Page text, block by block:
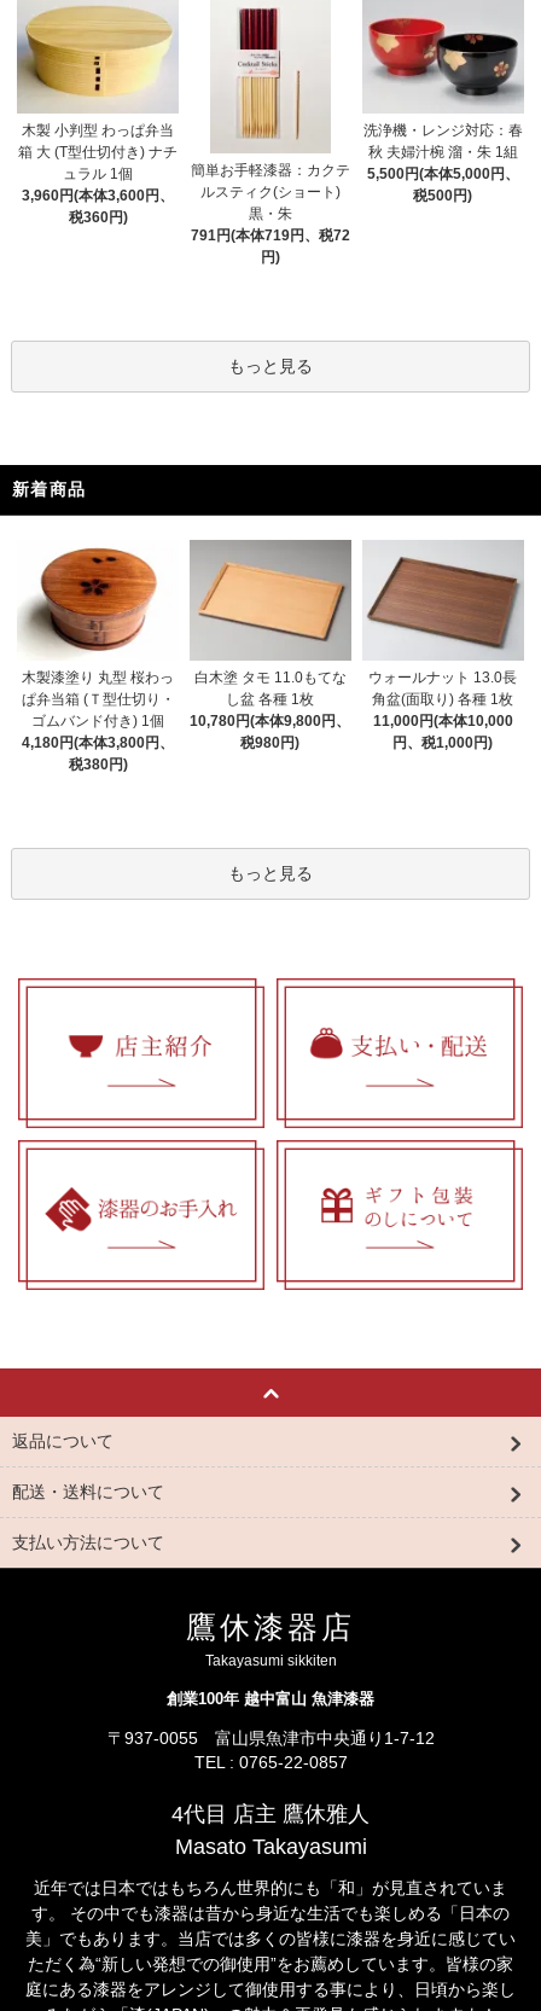
木製 小判型 わっぱ弁当
箱 大 (T型仕切付き) ナチ
ュラル 1個
3,960円(本体3,600円、
税360円)
簡単お手軽漆器：カクテ
ルスティク(ショート)
黒・朱
791円(本体719円、税72
円)
洗浄機・レンジ対応：春
秋 夫婦汁椀 溜・朱 1組
5,500円(本体5,000円、
税500円)
もっと見る
新着商品
木製漆塗り 丸型 桜わっ
ぱ弁当箱 (Ｔ型仕切り・
ゴムバンド付き) 1個
4,180円(本体3,800円、
税380円)
白木塗 タモ 11.0もてな
し盆 各種 1枚
10,780円(本体9,800円、
税980円)
ウォールナット 13.0長
角盆(面取り) 各種 1枚
11,000円(本体10,000
円、税1,000円)
もっと見る
返品について
配送・送料について
支払い方法について
鷹休漆器店
Takayasumi sikkiten
創業100年 越中富山 魚津漆器
〒937-0055 富山県魚津市中央通り1-7-12
TEL : 0765-22-0857
4代目 店主 鷹休雅人
Masato Takayasumi
近年では日本ではもちろん世界的にも「和」が見直されていま
す。 その中でも漆器は昔から身近な生活でも楽しめる「日本の
美」でもあります。当店では多くの皆様に漆器を身近に感じてい
ただく為“新しい発想での御使用”をお薦めしています。皆様の家
庭にある漆器をアレンジして御使用する事により、日頃から楽し